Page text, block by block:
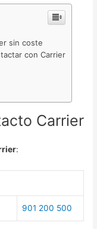
sin coste
con Carrier
Carrier
:
901 200 500